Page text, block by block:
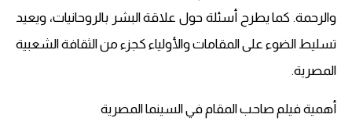
والرحمة. كما يطرح أسئلة حول علاقة البشر بالروحانيات، ويعيد
تسليط الضوء على المقامات والأولياء كجزء من الثقافة الشعبية
المصرية.
أهمية فيلم صاحب المقام في السينما المصرية